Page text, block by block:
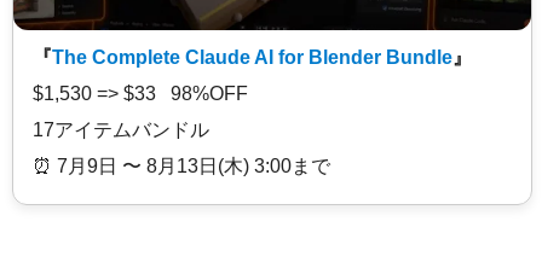
『The Complete Claude AI for Blender Bundle 』
$1,530 => $33 98%OFF
17アイテムバンドル
⏰️ 7月9日 〜 8月13日(木) 3:00まで